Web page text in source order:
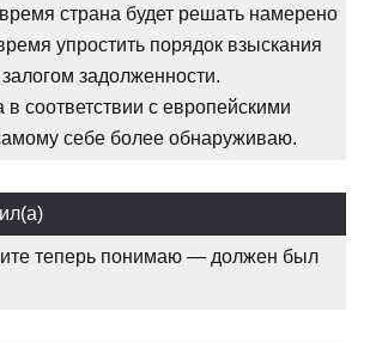
страна будет решать намерено
упростить порядок взыскания
задолженности.
в соответствии с европейскими
себе более обнаруживаю.
теперь понимаю — должен был